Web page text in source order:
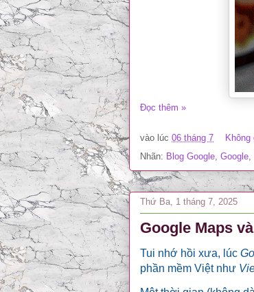
Đọc thêm »
vào lúc 06 tháng 7
Không
Nhãn: Blog Google Google
Thứ Ba, 1 tháng 7, 2025
Google Maps
Tui nhớ hồi xưa, lúc
phần mềm Việt như